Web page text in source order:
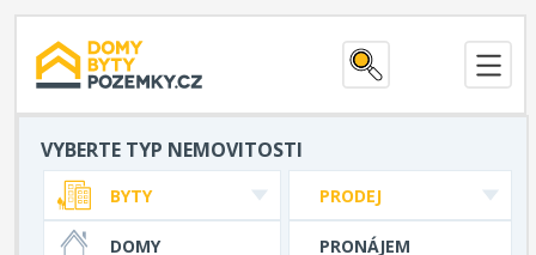
VYBERTE TYP NEMOVITOSTI
PRODEJ
PRONÁJEM
BYTY
DOMY